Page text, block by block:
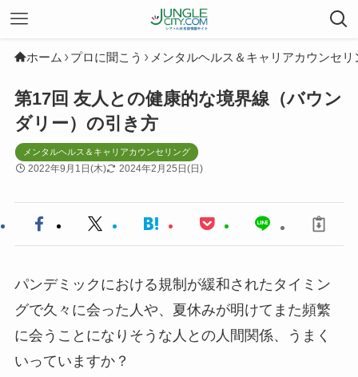
ホーム プロに聞こう メンタルヘルス＆キャリアカウンセリ
第17回 友人との健康的な境界線（バウン
ダリー）の引き方
メンタルヘルス＆キャリアカウンセリング
2022年9月1日(木) 2024年2月25日(日)
パンデミックにおける規制が緩和されたタイミン
グで久々に会った人や、夏休みが明けてまた頻繁
に会うことになりそうな人との人間関係、うまく
いっていますか？